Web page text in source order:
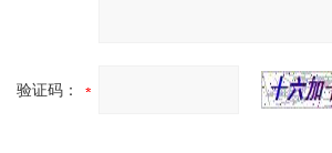
验证码：